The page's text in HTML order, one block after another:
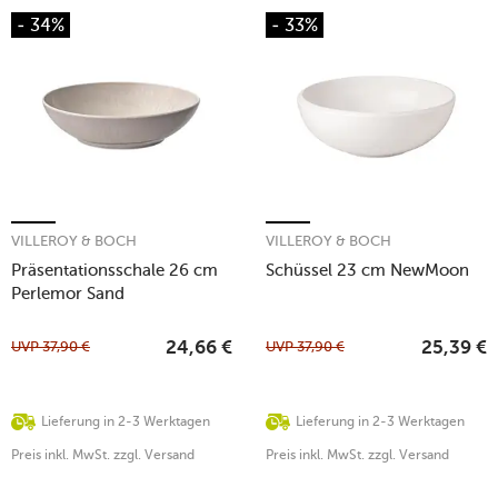
- 34%
Präsentationsschale 26 cm
Perlemor Sand
VILLEROY & BOCH
Lieferung in 2-3 Werktagen
UVP37,90 € 24,66 €
Preis inkl. MwSt. zzgl. Versand
- 33%
Schüssel 23 cm NewMoon
VILLEROY & BOCH
Lieferung in 2-3 Werktagen
UVP37,90 € 25,39 €
Preis inkl. MwSt. zzgl. Versand